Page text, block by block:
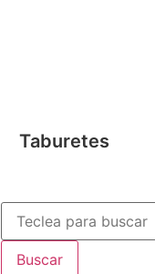
Taburetes
Buscar